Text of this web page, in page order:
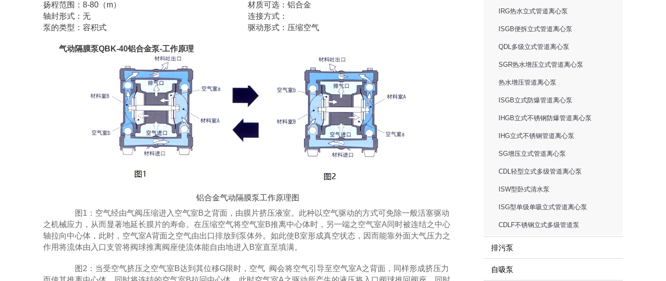
扬程范围：8-80（m）
轴封形式：无
泵的类型：容积式
材质可选：铝合金
连接方式：
驱动形式：压缩空气
气动隔膜泵QBK-40铝合金泵-工作原理
铝合金气动隔膜泵工作原理图
图1：空气经由气阀压缩进入空气室B之背面，由膜片挤压液室。此种以空气驱动的方式可免除一般活塞驱动
之机械应力，从而显著地延长膜片的寿命。在压缩空气将空气室B推离中心体时，另一端之空气室A同时被连结之中心
轴拉向中心体，此时，空气室A背面之空气由出口排放到泵体外。如此使B室形成真空状态，因而能靠外面大气压力之
作用将流体由入口支管将阀球推离阀座使流体能自由地进入B室直至填满。
图2：当受空气挤压之空气室B达到其位移G限时，空气 阀会将空气引导至空气室A之背面，同样形成挤压力
IRG热水立式管道离心泵
ISGB便拆立式管道离心泵
QDL多级立式管道离心泵
SGR热水增压立式管道离心泵
热水增压管道离心泵
ISGB立式防爆管道离心泵
IHGB立式不锈钢防爆管道离心泵
IHG立式不锈钢管道离心泵
SG增压立式管道离心泵
CDL轻型立式多级管道离心泵
ISW型卧式清水泵
ISG型单级单吸立式管道离心泵
CDLF不锈钢立式多级管道泵
排污泵
自吸泵